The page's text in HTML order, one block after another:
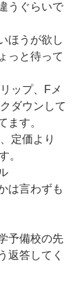
うぐらいで
ほうが欲し
っと待って
ップ、Fメ
ダウンして
ます。
定価より
。
は言わずも
予備校の先
返答してく